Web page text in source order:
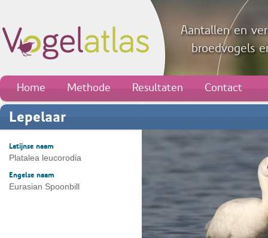
Aantallen en
broedvogels
Home Methode Resultaten Contact
Lepelaar
Latijnse naam
Platalea leucorodia
Engelse naam
Eurasian Spoonbill